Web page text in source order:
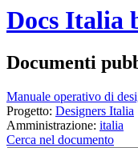
Docs Italia
Documenti
Manuale operativo di
Progetto: Designers Italia
Amministrazione: italia
Cerca nel documento